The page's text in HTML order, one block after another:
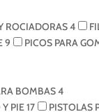
ROCIADORAS4
9 PICOS PARA
BOMBAS4
PIE17 PISTOLAS